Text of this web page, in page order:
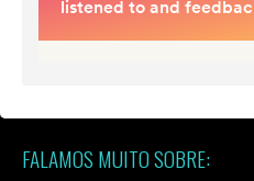
FALAMOS MUITO SOBRE: